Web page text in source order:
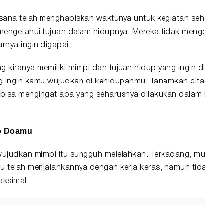
telah menghabiskan waktunya untuk kegiatan
tujuan dalam hidupnya. Mereka tidak
ingin digapai.
kiranya memiliki mimpi dan tujuan hidup yang ingin
ingin kamu wujudkan di kehidupanmu. Tanamkan
mengingat apa yang seharusnya dilakukan dalam
Doamu
mimpi itu sungguh melelahkan. Terkadang,
telah menjalankannya dengan kerja keras, namun